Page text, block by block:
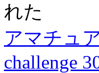
れた
アマチュ
challenge